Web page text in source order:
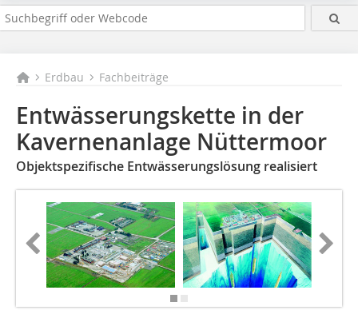
Erdbau Fachbeiträge
Entwässerungskette in der
Kavernenanlage Nüttermoor
Objektspezifische Entwässerungslösung realisiert